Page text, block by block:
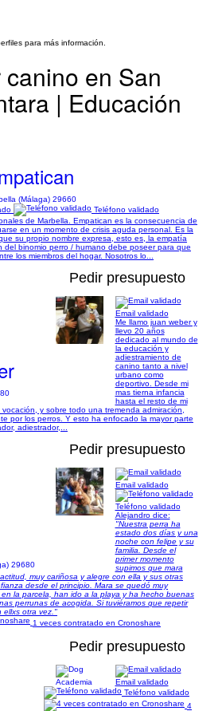
para más información.
en San
| Educación
(Málaga) 29660
Teléfono validado
de Marbella. Empatican es la consecuencia de
en un momento de crisis aguda personal. Es la
su propio nombre expresa, esto es, la empatía
del binomio perro / humano debe poseer para que
los miembros del hogar. Nosotros lo...
Pedir presupuesto
Email validado
Me llamo juan weber y
llevo 20 años
dedicado al mundo de
la educación y
adiestramiento de
canino tanto a nivel
urbano como
deportivo. Desde mi
mas tierna infancia
hasta el resto de mi
y sobre todo una tremenda admiración,
por los perros. Y esto ha enfocado la mayor parte
adiestrador,...
Pedir presupuesto
29680
Email validado
Teléfono validado
Alejandro dice:
"Nuestra perra ha
estado dos días y una
noche con felipe y su
familia. Desde el
primer momento
supimos que mara
muy cariñosa y alegre con ella y sus otras
desde el principio. Mara se quedó muy
la parcela, han ido a la playa y ha hecho buenas
perrunas de acogida. Si tuviéramos que repetir
ellxs otra vez."
1 veces contratado en Cronoshare
Pedir presupuesto
Email validado
Teléfono validado
4